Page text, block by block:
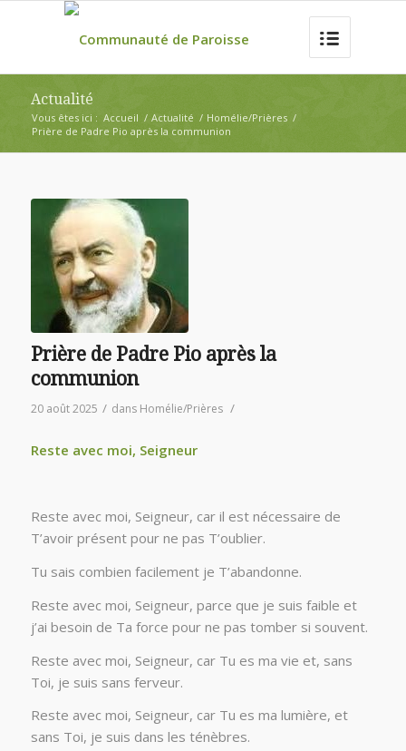
Actualité
Vous êtes ici : Accueil / Actualité / Homélie/Prières /
Prière de Padre Pio après la communion
Prière de Padre Pio après la
communion
20 août 2025 / dans Homélie/Prières /
Reste avec moi, Seigneur
Reste avec moi, Seigneur, car il est nécessaire de
T’avoir présent pour ne pas T’oublier.
Tu sais combien facilement je T’abandonne.
Reste avec moi, Seigneur, parce que je suis faible et
j’ai besoin de Ta force pour ne pas tomber si souvent.
Reste avec moi, Seigneur, car Tu es ma vie et, sans
Toi, je suis sans ferveur.
Reste avec moi, Seigneur, car Tu es ma lumière, et
sans Toi, je suis dans les ténèbres.